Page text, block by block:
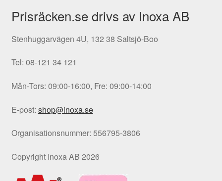
Prisräcken.se drivs av Inoxa AB
Stenhuggarvägen 4U, 132 38 Saltsjö-Boo
Tel: 08-121 34 121
Mån-Tors: 09:00-16:00, Fre: 09:00-14:00
E-post: shop@inoxa.se
Organisationsnummer: 556795-3806
Copyright Inoxa AB 2026